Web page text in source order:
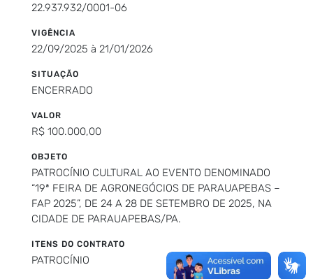
22.937.932/0001-06
VIGÊNCIA
22/09/2025 à 21/01/2026
SITUAÇÃO
ENCERRADO
VALOR
R$ 100.000,00
OBJETO
PATROCÍNIO CULTURAL AO EVENTO DENOMINADO
“19ª FEIRA DE AGRONEGÓCIOS DE PARAUAPEBAS –
FAP 2025”, DE 24 A 28 DE SETEMBRO DE 2025, NA
CIDADE DE PARAUAPEBAS/PA.
ITENS DO CONTRATO
PATROCÍNIO